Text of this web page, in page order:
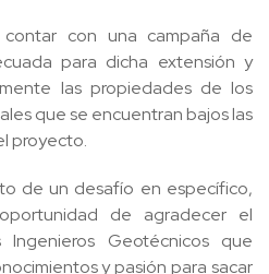
con una campaña de
para dicha extensión y
las propiedades de los
que se encuentran bajos las
proyecto.
de un desafío en específico,
de agradecer el
Geotécnicos que
y pasión para sacar